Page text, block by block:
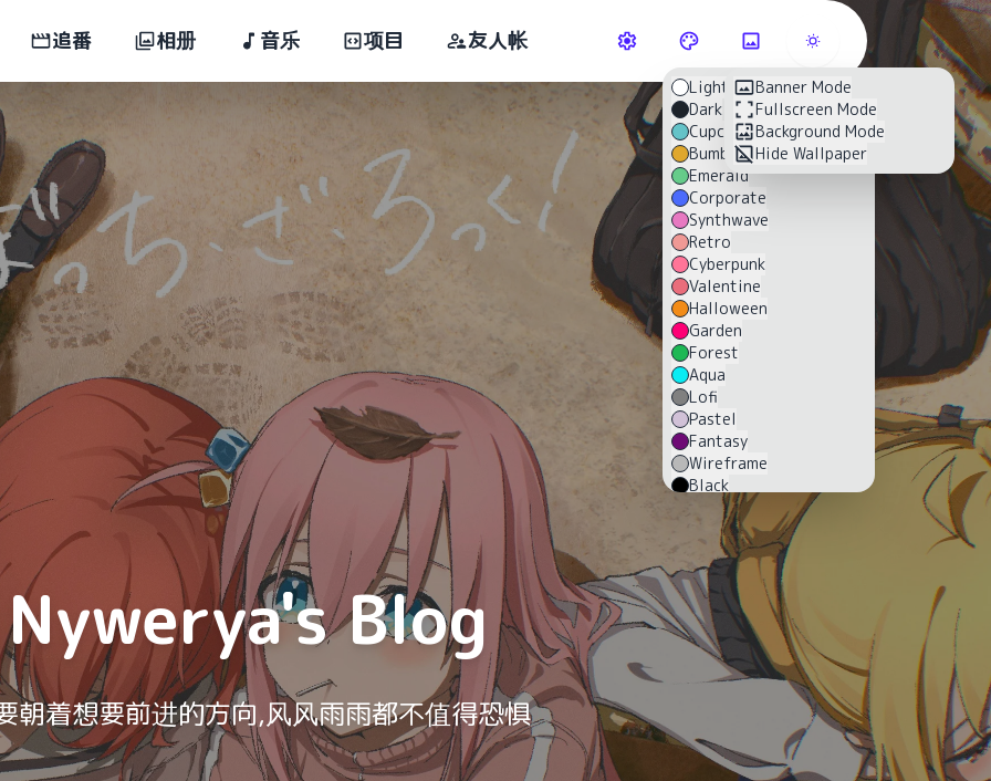
Nywerya's Blog
朝着想要前进的方向,风风雨雨都不值得恐惧
追番 相册 音乐 项目 友人帐
Light
Dark
Cupcake
Bumblebee
Emerald
Corporate
Synthwave
Retro
Cyberpunk
Valentine
Halloween
Garden
Forest
Aqua
Lofi
Pastel
Fantasy
Wireframe
Black
Luxury
Dracula
Cmyk
Autumn
Business
Acid
Lemonade
Night
Coffee
Banner Mode
Fullscreen Mode
Background Mode
Hide Wallpaper